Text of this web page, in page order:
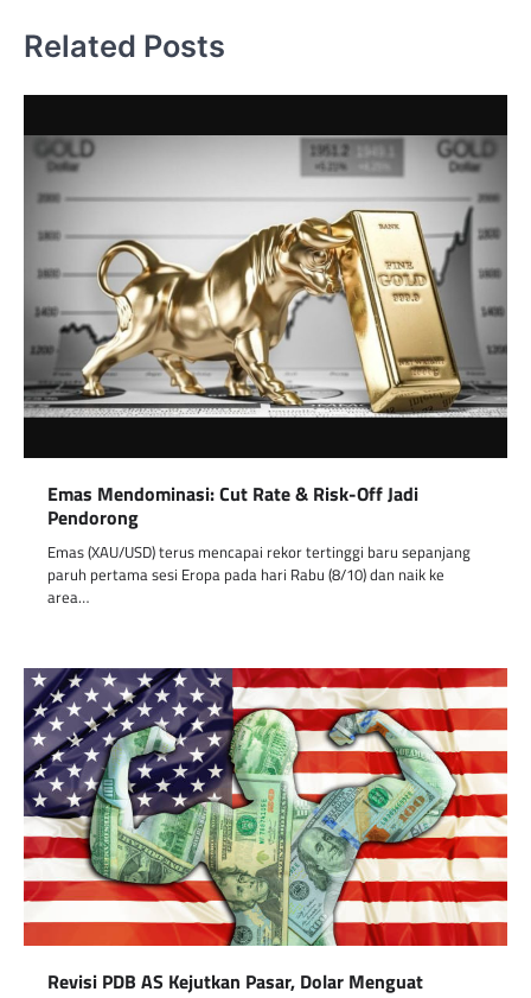
Related Posts
Emas Mendominasi: Cut Rate & Risk-Off Jadi
Pendorong
Emas (XAU/USD) terus mencapai rekor tertinggi baru sepanjang
paruh pertama sesi Eropa pada hari Rabu (8/10) dan naik ke
area…
Revisi PDB AS Kejutkan Pasar, Dolar Menguat